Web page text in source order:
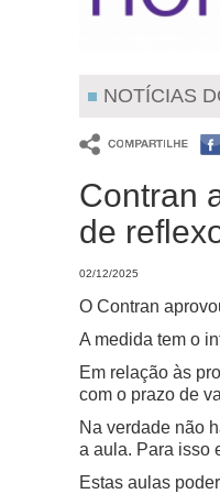
NOTÍCIAS
Contran
de
02/12/2025
O Contran
A medida tem o
Em relação às
com o prazo de
Na verdade não
a aula. Para isso
Estas aulas